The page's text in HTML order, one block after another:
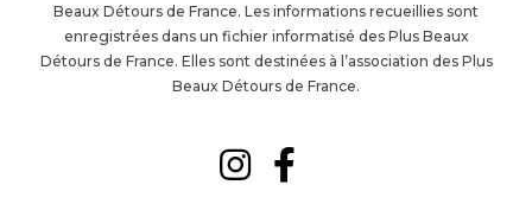
la
Beaux Détours de France. Les informations recueillies sont
enregistrées dans un fichier informatisé des Plus Beaux
Détours de France. Elles sont destinées à l’association des Plus
Beaux Détours de France.
Suivez-
Suivez-